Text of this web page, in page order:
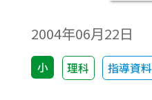
2004年06月22日
小 理科 指導資料